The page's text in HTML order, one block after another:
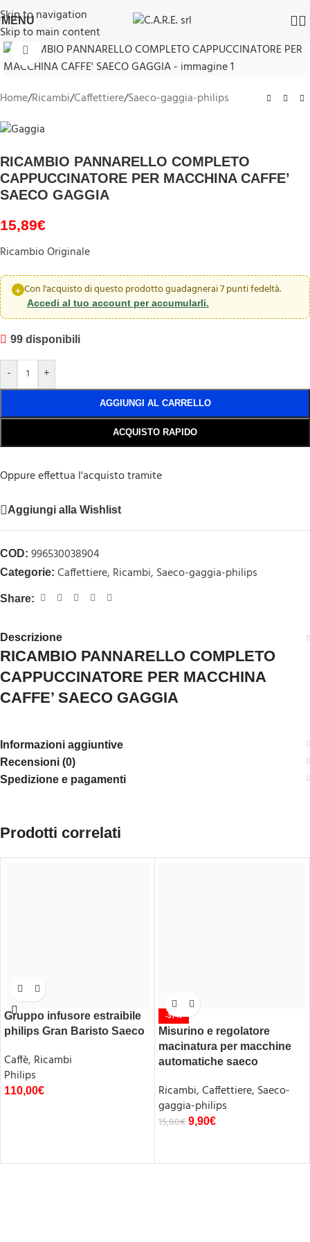
Skip to navigation
Skip to main content
MENU
Clicca per ingrandire
Home/Ricambi/Caffettiere/Saeco-gaggia-philips
RICAMBIO PANNARELLO COMPLETO
CAPPUCCINATORE PER MACCHINA CAFFE’
SAECO GAGGIA
15,89€
Ricambio Originale
Con l'acquisto di questo prodotto guadagnerai 7 punti fedeltà.
Accedi al tuo account per accumularli.
99 disponibili
- +
AGGIUNGI AL CARRELLO
ACQUISTO RAPIDO
Oppure effettua l'acquisto tramite
Aggiungi alla Wishlist
COD: 996530038904
Categorie: Caffettiere, Ricambi, Saeco-gaggia-philips
Share:
Descrizione
RICAMBIO PANNARELLO COMPLETO
CAPPUCCINATORE PER MACCHINA
CAFFE’ SAECO GAGGIA
Informazioni aggiuntive
Recensioni (0)
Spedizione e pagamenti
Prodotti correlati
Gruppo infusore estraibile
philips Gran Baristo Saeco
Caffè, Ricambi
Philips
110,00€
-37%
Misurino e regolatore
macinatura per macchine
automatiche saeco
Ricambi,Caffettiere, Saeco-
gaggia-philips
15,80€ 9,90€